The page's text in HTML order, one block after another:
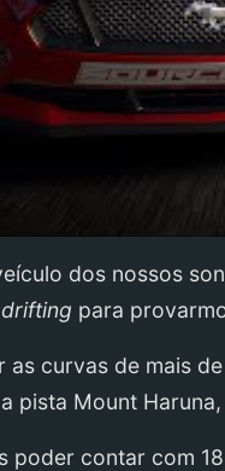
dos nossos
drifting para
as curvas de mais
pista Mount
poder contar com